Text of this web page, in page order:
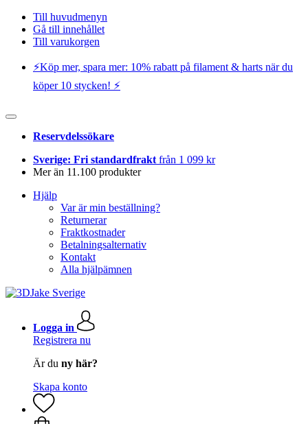
Till huvudmenyn
Gå till innehållet
Till varukorgen
⚡️Köp mer, spara mer: 10% rabatt på filament & harts när du
köper 10 stycken! ⚡️
Reservdelssökare
Sverige: Fri standardfrakt från 1 099 kr
Mer än 11.100 produkter
Hjälp
Var är min beställning?
Returnerar
Fraktkostnader
Betalningsalternativ
Kontakt
Alla hjälpämnen
Logga in
Registrera nu
Är du ny här?
Skapa konto